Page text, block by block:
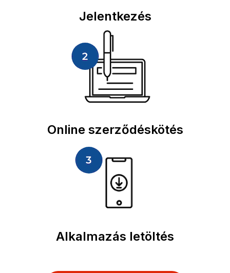
Jelentkezés
Online szerződéskötés
Alkalmazás letöltés